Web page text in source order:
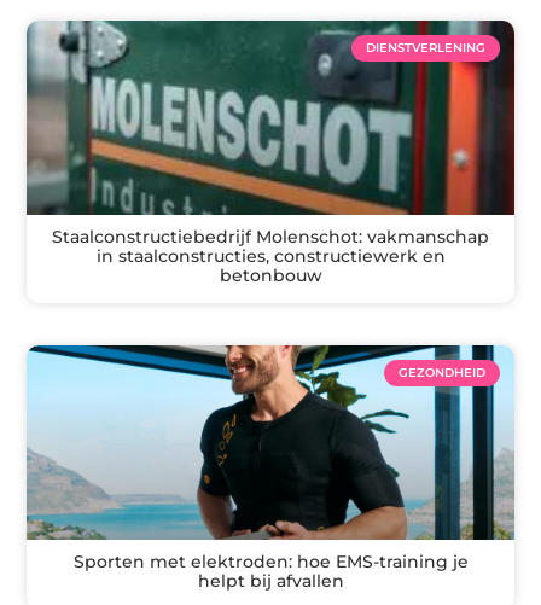
DIENSTVERLENING
Staalconstructiebedrijf Molenschot: vakmanschap
in staalconstructies, constructiewerk en
betonbouw
GEZONDHEID
Sporten met elektroden: hoe EMS-training je
helpt bij afvallen